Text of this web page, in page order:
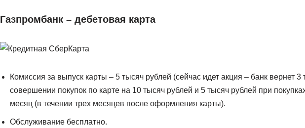
Газпромбанк – дебетовая карта
Комиссия за выпуск карты – 5 тысяч рублей (сейчас идет акция – банк вернет 3
совершении покупок по карте на 10 тысяч рублей и 5 тысяч рублей при
месяц (в течении трех месяцев после оформления карты).
Обслуживание бесплатно.